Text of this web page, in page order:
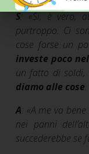
S: «Si, è vero,
purtroppo. Ci
cose forse un
investe poco
un fatto di
diamo alle cose.
A: «A me va bene
nei panni
succederebbe se